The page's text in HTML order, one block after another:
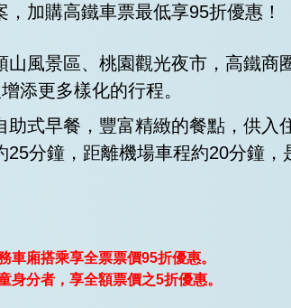
加購高鐵車票最低享95折優惠！
山風景區、桃園觀光夜市，高鐵商
添更多樣化的行程。
助式早餐，豐富精緻的餐點，供入
25分鐘，距離機場車程約20分鐘，
車廂搭乘享全票票價95折優惠。
身分者，享全額票價之5折優惠。